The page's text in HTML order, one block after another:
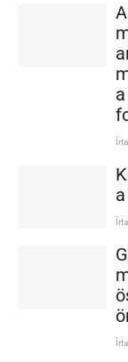
Írta
Írta
Írta